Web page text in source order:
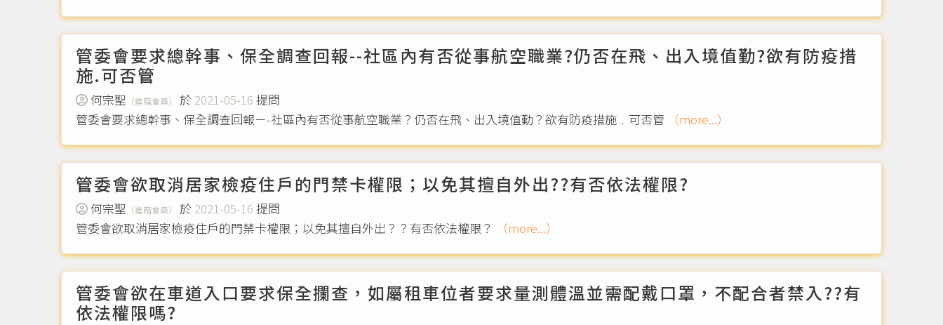
管委會要求總幹事、保全調查回報--社區內有否從事航空職業?仍否在飛、出入境值勤?欲有防疫措
施.可否管
何宗聖 （進階會員） 於 2021-05-16 提問
管委會要求總幹事、保全調查回報－-社區內有否從事航空職業？仍否在飛、出入境值勤？欲有防疫措施﹒可否管
（more...）
管委會欲取消居家檢疫住戶的門禁卡權限；以免其擅自外出??有否依法權限?
何宗聖 （進階會員） 於 2021-05-16 提問
管委會欲取消居家檢疫住戶的門禁卡權限；以免其擅自外出？？有否依法權限？
（more...）
管委會欲在車道入口要求保全攔查，如屬租車位者要求量測體溫並需配戴口罩，不配合者禁入??有
依法權限嗎?